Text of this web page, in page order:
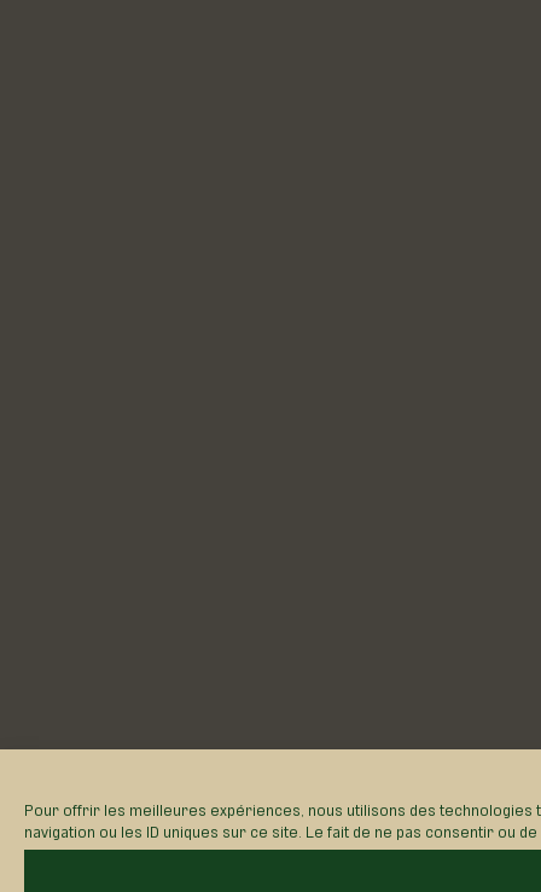
Pour offrir les meilleures expériences, nous utilisons des
navigation ou les ID uniques sur ce site. Le fait de ne pas consentir